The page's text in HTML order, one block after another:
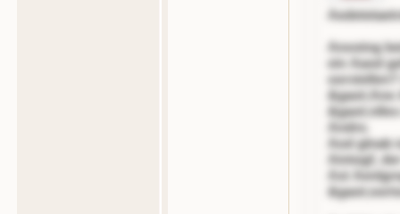
Anostng
ein Aaod
Andre.
Aod glnab
Aintogf,
Ast